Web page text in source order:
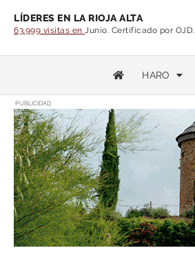
LÍDERES EN LA RIOJA ALTA
63.999 visitas en Junio. Certificado por OJD.
HARO
PUBLICIDAD